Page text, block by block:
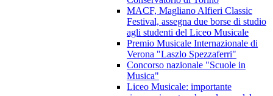
MACF, Magliano Alfieri Classic
Festival, assegna due borse di studio
agli studenti del Liceo Musicale
Premio Musicale Internazionale di
Verona "Laszlo Spezzaferri"
Concorso nazionale "Scuole in
Musica"
Liceo Musicale: importante